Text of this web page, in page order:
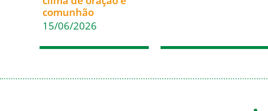
comunhão
15/06/2026